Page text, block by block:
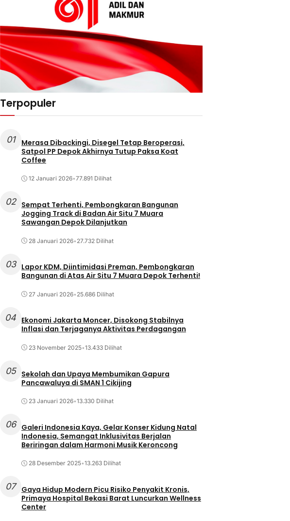
Terpopuler
01
Merasa Dibackingi, Disegel Tetap Beroperasi,
Satpol PP Depok Akhirnya Tutup Paksa Koat
Coffee
12 Januari 2026•77.891 Dilihat
02
Sempat Terhenti, Pembongkaran Bangunan
Jogging Track di Badan Air Situ 7 Muara
Sawangan Depok Dilanjutkan
28 Januari 2026• 27.732 Dilihat
03
Lapor KDM, Diintimidasi Preman, Pembongkaran
Bangunan di Atas Air Situ 7 Muara Depok Terhenti!
27 Januari 2026• 25.686 Dilihat
04 Ekonomi Jakarta Moncer, Disokong Stabilnya
Inflasi dan Terjaganya Aktivitas Perdagangan
23 November 2025•13.433 Dilihat
05
Sekolah dan Upaya Membumikan Gapura
Pancawaluya di SMAN 1 Cikijing
23 Januari 2026•13.330 Dilihat
06
Galeri Indonesia Kaya, Gelar Konser Kidung Natal
Indonesia, Semangat Inklusivitas Berjalan
Beriringan dalam Harmoni Musik Keroncong
28 Desember 2025•13.263 Dilihat
07
Gaya Hidup Modern Picu Risiko Penyakit Kronis,
Primaya Hospital Bekasi Barat Luncurkan Wellness
Center